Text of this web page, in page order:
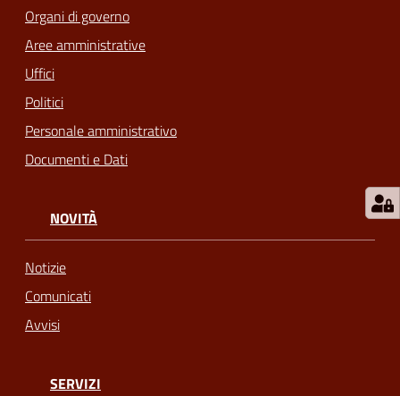
telematico
SUE
Tutti
gli
argomenti...
Seguici
Organi di governo
Aree amministrative
Uffici
Politici
Personale amministrativo
Documenti e Dati
NOVITÀ
Notizie
Comunicati
Avvisi
SERVIZI